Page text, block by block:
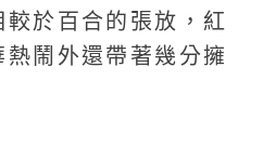
較於百合的張放，紅
熱鬧外還帶著幾分擁